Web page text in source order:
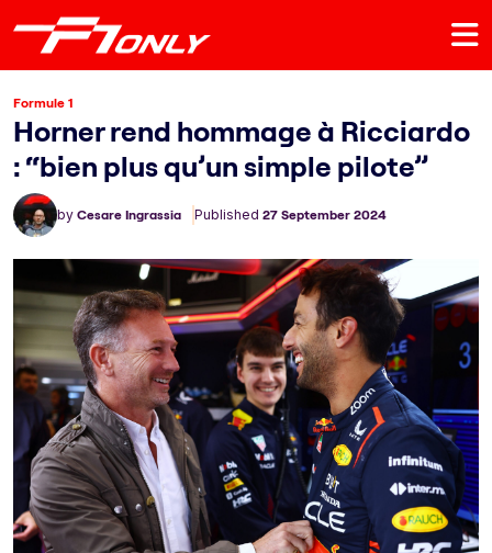
Formule 1
Horner rend hommage à Ricciardo
: “bien plus qu’un simple pilote”
by Cesare Ingrassia Published 27 September 2024